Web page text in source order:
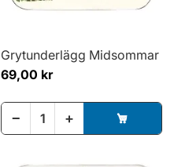
Grytunderlägg Midsommar
69,00 kr
− +